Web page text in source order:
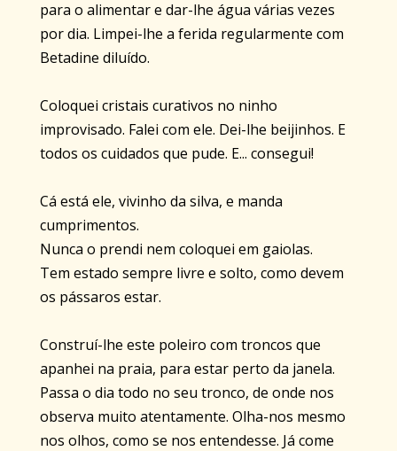
para o alimentar e dar-lhe água várias vezes
por dia. Limpei-lhe a ferida regularmente com
Betadine diluído.
Coloquei cristais curativos no ninho
improvisado. Falei com ele. Dei-lhe beijinhos. E
todos os cuidados que pude. E... consegui!
Cá está ele, vivinho da silva, e manda
cumprimentos.
Nunca o prendi nem coloquei em gaiolas.
Tem estado sempre livre e solto, como devem
os pássaros estar.
Construí-lhe este poleiro com troncos que
apanhei na praia, para estar perto da janela.
Passa o dia todo no seu tronco, de onde nos
observa muito atentamente. Olha-nos mesmo
nos olhos, como se nos entendesse. Já come